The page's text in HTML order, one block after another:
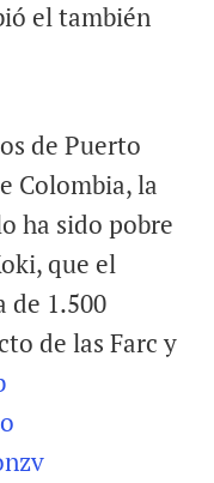
el también
de Puerto
Colombia, la
ha sido pobre
que el
de 1.500
de las Farc y